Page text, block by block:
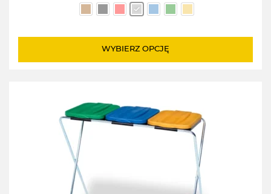
cena
wynosiła:
cena
wynosi:
WYBIERZ OPCJĘ